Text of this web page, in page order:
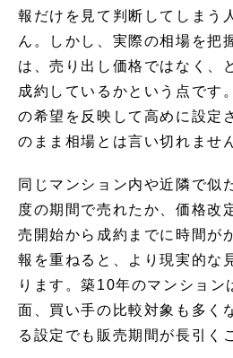
報だけを見て判断してしまう
ん。しかし、実際の相場を把
は、売り出し価格ではなく、
成約しているかという点です
の希望を反映して高めに設定
のまま相場とは言い切れませ
同じマンション内や近隣で似
度の期間で売れたか、価格改
売開始から成約までに時間が
報を重ねると、より現実的な
ります。築10年のマンション
面、買い手の比較対象も多く
る設定でも販売期間が長引く